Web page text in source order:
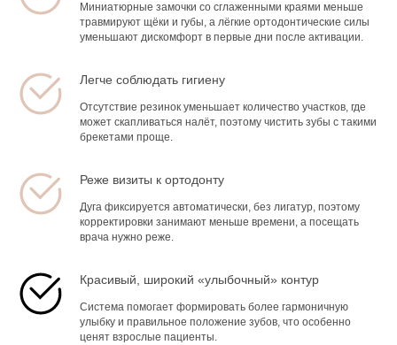
Миниатюрные замочки со сглаженными краями меньше
травмируют щёки и губы, а лёгкие ортодонтические силы
уменьшают дискомфорт в первые дни после активации.
Легче соблюдать гигиену
Отсутствие резинок уменьшает количество участков, где
может скапливаться налёт, поэтому чистить зубы с такими
брекетами проще.
Реже визиты к ортодонту
Дуга фиксируется автоматически, без лигатур, поэтому
корректировки занимают меньше времени, а посещать
врача нужно реже.
Красивый, широкий «улыбочный» контур
Система помогает формировать более гармоничную
улыбку и правильное положение зубов, что особенно
ценят взрослые пациенты.